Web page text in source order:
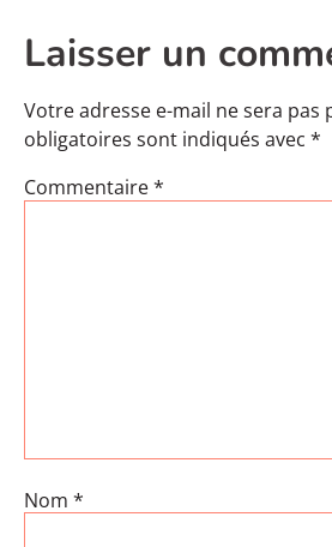
Laisser un
Votre adresse e-mail ne sera pas
obligatoires sont indiqués avec *
Commentaire*
Nom *